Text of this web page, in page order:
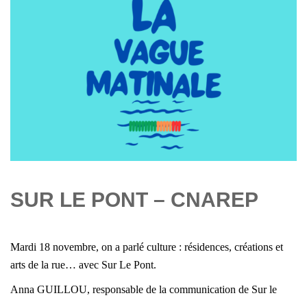
SUR LE PONT – CNAREP
Mardi 18 novembre, on a parlé culture : résidences, créations et
arts de la rue… avec Sur Le Pont.
Anna GUILLOU, responsable de la communication de Sur le